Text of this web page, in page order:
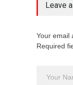
Leave
Your email
Required